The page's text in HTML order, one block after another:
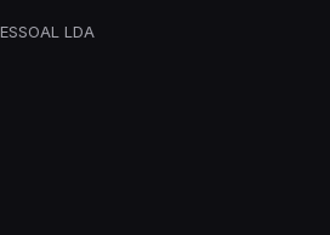
LDA